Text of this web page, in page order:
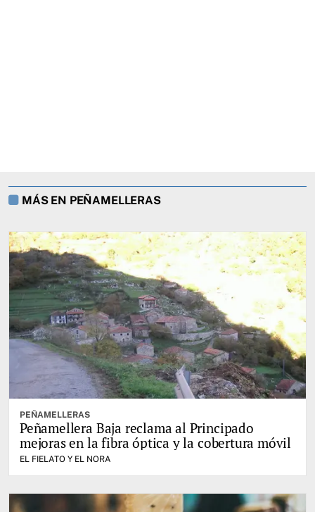
MÁS EN PEÑAMELLERAS
PEÑAMELLERAS
Peñamellera Baja reclama al Principado
mejoras en la fibra óptica y la cobertura móvil
EL FIELATO Y EL NORA